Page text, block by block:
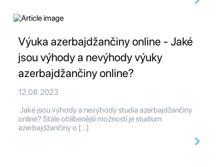
Výuka azerbajdžančiny online - Jaké
jsou výhody a nevýhody výuky
azerbajdžančiny online?
12.08.2023
Jaké jsou výhody a nevýhody studia azerbajdžančiny
online? Stále oblíbenější možností je studium
azerbajdžančiny o […]